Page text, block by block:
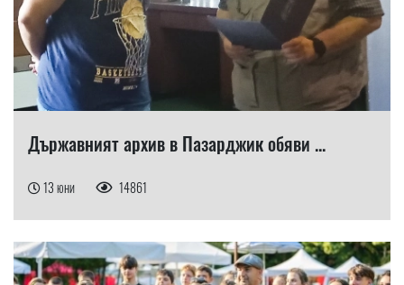
Държавният архив в Пазарджик обяви ...
13 юни 14861